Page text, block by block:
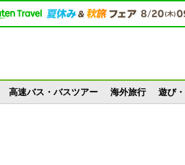
高速バス・バスツアー 海外旅行 遊び